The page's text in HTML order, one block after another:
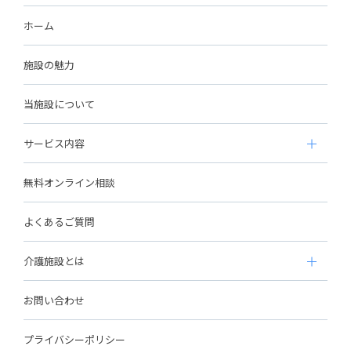
ホーム
施設の魅力
当施設について
サービス内容
無料オンライン相談
よくあるご質問
介護施設とは
お問い合わせ
プライバシーポリシー